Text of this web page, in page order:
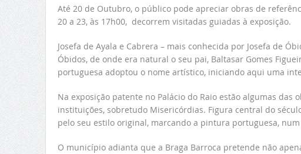
Até 20 de Outubro, o público pode apreciar obras de
20 a 23, às 17h00, decorrem visitadas guiadas à exposição.
Josefa de Ayala e Cabrera – mais conhecida por Josefa de
Óbidos, de onde era natural o seu pai, Baltasar Gomes
portuguesa adoptou o nome artístico, iniciando aqui uma
Na exposição patente no Palácio do Raio estão algumas
instituições, sobretudo Misericórdias. Figura central do
pelo seu estilo original, marcando a pintura portuguesa,
O município adianta que a Braga Barroca pretende não